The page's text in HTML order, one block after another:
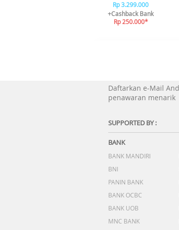
Rp 3.299.000
+Cashback Bank
Rp 250.000*
Daftarkan e-Mail
penawaran menarik
SUPPORTED BY :
BANK
BANK MANDIRI
BNI
PANIN BANK
BANK OCBC
BANK UOB
MNC BANK